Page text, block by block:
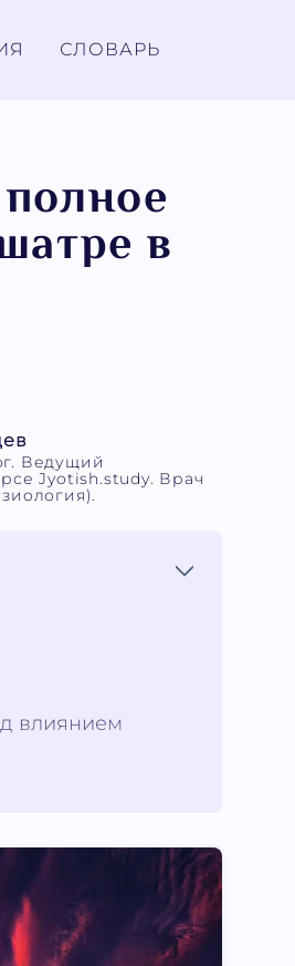
СЛОВАРЬ
в
Ведущий
Jyotish.study. Врач
влиянием